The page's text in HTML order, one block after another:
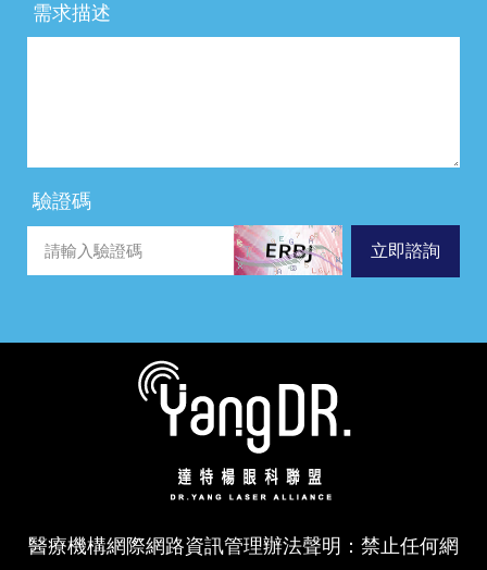
需求描述
驗證碼
立即諮詢
醫療機構網際網路資訊管理辦法聲明：禁止任何網